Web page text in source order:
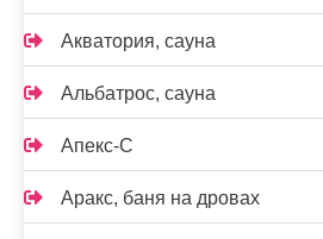
Акватория, сауна
Альбатрос, сауна
Апекс-С
Аракс, баня на дровах